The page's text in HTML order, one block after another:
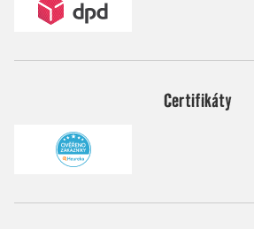
Certifikáty